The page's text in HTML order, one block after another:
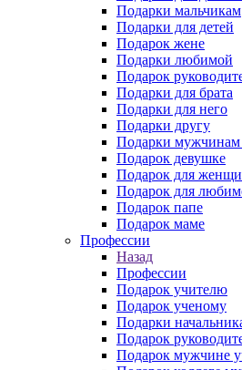
Подарки мальчикам
Подарки для детей
Подарок жене
Подарки любимой
Подарок
Подарки для брата
Подарки для него
Подарки другу
Подарки мужчинам
Подарок девушке
Подарок для
Подарок для
Подарок папе
Подарок маме
Профессии
Назад
Профессии
Подарок учителю
Подарок ученому
Подарки
Подарок
Подарок мужчине